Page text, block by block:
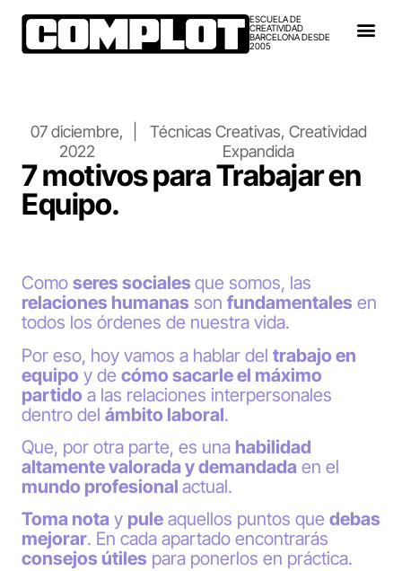
ESCUELA DE
CREATIVIDAD
BARCELONA DESDE
2005
07 diciembre,
2022
Técnicas Creativas, Creatividad
Expandida
7 motivos para Trabajar en
Equipo.
Como seres sociales que somos, las
relaciones humanas son fundamentales en
todos los órdenes de nuestra vida.
Por eso, hoy vamos a hablar del trabajo en
equipo y de cómo sacarle el máximo
partido a las relaciones interpersonales
dentro del ámbito laboral.
Que, por otra parte, es una habilidad
altamente valorada y demandada en el
mundo profesional actual.
Toma nota y pule aquellos puntos que debas
mejorar. En cada apartado encontrarás
consejos útiles para ponerlos en práctica.